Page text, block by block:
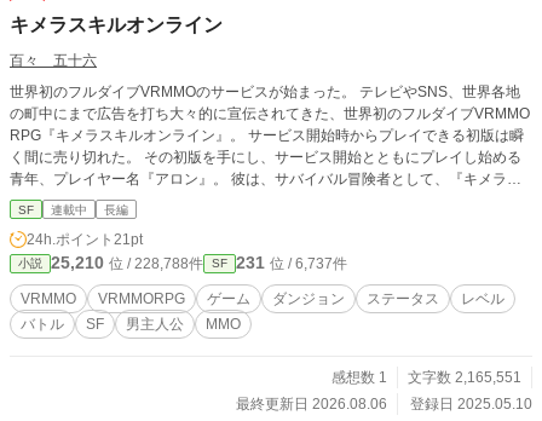
キメラスキルオンライン
百々 五十六
世界初のフルダイブVRMMOのサービスが始まった。 テレビやSNS、世界各地
の町中にまで広告を打ち大々的に宣伝されてきた、世界初のフルダイブVRMMO
RPG『キメラスキルオンライン』。 サービス開始時からプレイできる初版は瞬
く間に売り切れた。 その初版を手にし、サービス開始とともにプレイし始める
青年、プレイヤー名『アロン』。 彼は、サバイバル冒険者として、『キメラス
キルオンライン』の世界に降り立った。 アロンはあまりのリアルさに圧倒され
る形でプレイをスタートした。 現実世界と見まがうほどリアルに作られた世界
をただひたすらに楽しんでいく。 ダンジョン攻略にいそしみ、イベントがあれ
ばイベントに全力で取り組み、そうやって、全力で『キメラスキルオンライン』
の世界を楽しんでいく。 何かに特化していたり、リアルスキルを持ってたりす
る訳ではないアロンが、全力で楽しみながら、時に切磋琢磨して、時に1人黙々
と楽しむ、時たまに『キメラスキルオンライン』の世界全体に関わるようなこと
類にSF的な設定がある訳でもない。ゲームをクリアしないと死ぬ訳でも、現実
SF 連載中 長編
24h.ポイント 21pt
小説 25,210 位 / 228,788件 SF 231 位 / 6,737件
VRMMO VRMMORPG ゲーム ダンジョン ステータス
レベル
バトル
SF 男主人公 MMO
感想数 1
文字数 2,165,551
最終更新日 2026.08.06
登録日 2025.05.10